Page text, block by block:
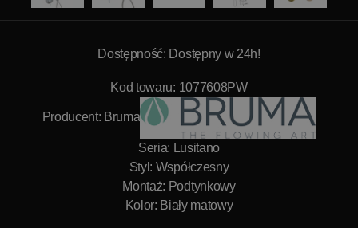
Dostępność: Dostępny w 24h!
Kod towaru: 1077608PW
Producent: Bruma
Seria: Lusitano
Styl: Współczesny
Montaż: Podtynkowy
Kolor: Biały matowy